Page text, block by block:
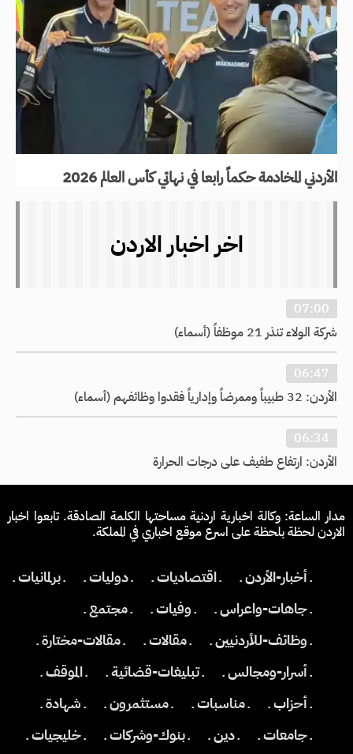
الأردني المخادمة حكماً رابعا في نهائي كأس العالم 2026
اخر اخبار الاردن
07:00
شركة الولاء تنذر 21 موظفاً (أسماء)
06:47
الأردن: 32 طبيباً وممرضاً وإدارياً فقدوا وظائفهم (أسماء)
06:34
الأردن: ارتفاع طفيف على درجات الحرارة
مدار الساعة: وكالة اخبارية اردنية مساحتها الكلمة الصادقة. تابعوا اخبار
الاردن لحظة بلحظة على اسرع موقع اخباري في المملكة.
ـ أخبار-الأردن ـ ـ اقتصاديات ـ ـ دوليات ـ
ـ برلمانيات ـ
ـ جاهات-واعراس ـ
ـ وفيات ـ
ـ مجتمع ـ
ـ وظائف-للأردنيين ـ
ـ مقالات ـ
ـ مقالات-مختارة ـ
ـ أسرار-ومجالس ـ
ـ تبليغات-قضائية ـ
ـ الموقف ـ
ـ أحزاب ـ
ـ مناسبات ـ ـ مستثمرون ـ
ـ شهادة ـ
ـ جامعات ـ
ـ دين ـ ـ بنوك-وشركات ـ ـ خليجيات ـ